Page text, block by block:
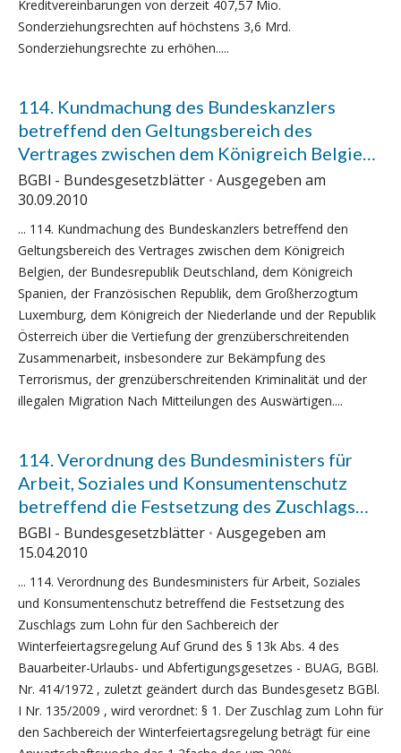
Kreditvereinbarungen von derzeit 407,57 Mio.
Sonderziehungsrechten auf höchstens 3,6 Mrd.
Sonderziehungsrechte zu erhöhen.....
114. Kundmachung des Bundeskanzlers
betreffend den Geltungsbereich des
Vertrages zwischen dem Königreich Belgien,
der Bundesrepublik Deutschland, dem
Königreich Spanien, der Französischen
Republik, dem Großherzogtum Luxemburg,
dem Königreich der Niederlande und der
Republik Österreich über die Vertiefung der
grenzüberschreitenden Zusammenarbeit,
insbesondere zur Bekämpfung des
Terrorismus, der grenzüberschreitenden
Kriminalität und der illegalen Migration
(BGBl III 114/2010)
BGBl - Bundesgesetzblätter Ausgegeben am
30.09.2010
... 114. Kundmachung des Bundeskanzlers betreffend den
Geltungsbereich des Vertrages zwischen dem Königreich
Belgien, der Bundesrepublik Deutschland, dem Königreich
Spanien, der Französischen Republik, dem Großherzogtum
Luxemburg, dem Königreich der Niederlande und der Republik
Österreich über die Vertiefung der grenzüberschreitenden
Zusammenarbeit, insbesondere zur Bekämpfung des
Terrorismus, der grenzüberschreitenden Kriminalität und der
illegalen Migration Nach Mitteilungen des Auswärtigen....
114. Verordnung des Bundesministers für
Arbeit, Soziales und Konsumentenschutz
betreffend die Festsetzung des Zuschlags
zum Lohn für den Sachbereich der
Winterfeiertagsregelung (BGBl II 114/2010)
BGBl - Bundesgesetzblätter Ausgegeben am
15.04.2010
... 114. Verordnung des Bundesministers für Arbeit, Soziales
und Konsumentenschutz betreffend die Festsetzung des
Zuschlags zum Lohn für den Sachbereich der
Winterfeiertagsregelung Auf Grund des § 13k Abs. 4 des
Bauarbeiter-Urlaubs- und Abfertigungsgesetzes - BUAG, BGBl.
Nr. 414/1972 , zuletzt geändert durch das Bundesgesetz BGBl.
I Nr. 135/2009 , wird verordnet: § 1. Der Zuschlag zum Lohn für
den Sachbereich der Winterfeiertagsregelung beträgt für eine